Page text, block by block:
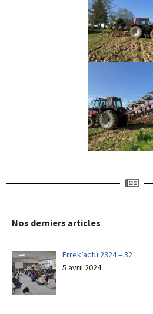
Nos derniers articles
Errek’actu 2324 – 32
5 avril 2024